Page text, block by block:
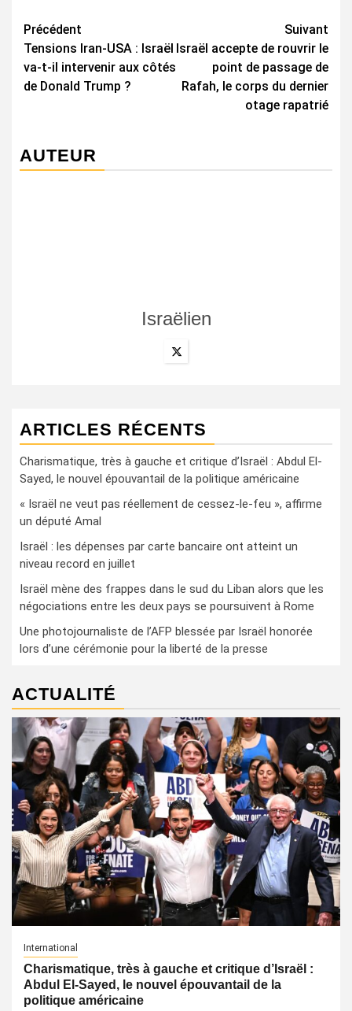
Navigation
d’article
Précédent
Tensions Iran-USA : Israël
va-t-il intervenir aux côtés
de Donald Trump ?
Suivant
Israël accepte de rouvrir le
point de passage de
Rafah, le corps du dernier
otage rapatrié
AUTEUR
Israëlien
ARTICLES RÉCENTS
Charismatique, très à gauche et critique d’Israël : Abdul El-
Sayed, le nouvel épouvantail de la politique américaine
« Israël ne veut pas réellement de cessez-le-feu », affirme
un député Amal
Israël : les dépenses par carte bancaire ont atteint un
niveau record en juillet
Israël mène des frappes dans le sud du Liban alors que les
négociations entre les deux pays se poursuivent à Rome
Une photojournaliste de l’AFP blessée par Israël honorée
lors d’une cérémonie pour la liberté de la presse
ACTUALITÉ
International
Charismatique, très à gauche et critique d’Israël :
Abdul El-Sayed, le nouvel épouvantail de la
politique américaine